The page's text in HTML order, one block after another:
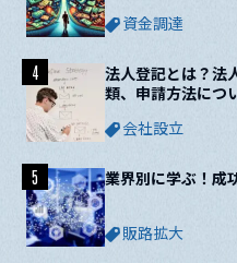
資金調達
法人登記とは？法
類、申請方法につ
会社設立
4
業界別に学ぶ！成
販路拡大
5